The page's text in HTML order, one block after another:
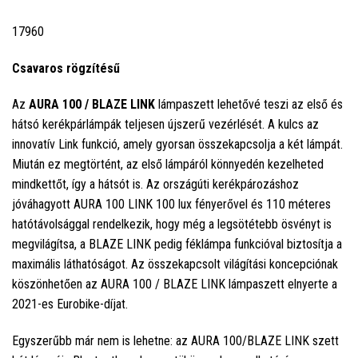
17960
Csavaros rögzítésű
Az AURA 100 / BLAZE LINK lámpaszett lehetővé teszi az első és
hátsó kerékpárlámpák teljesen újszerű vezérlését. A kulcs az
innovatív Link funkció, amely gyorsan összekapcsolja a két lámpát.
Miután ez megtörtént, az első lámpáról könnyedén kezelheted
mindkettőt, így a hátsót is. Az országúti kerékpározáshoz
jóváhagyott AURA 100 LINK 100 lux fényerővel és 110 méteres
hatótávolsággal rendelkezik, hogy még a legsötétebb ösvényt is
megvilágítsa, a BLAZE LINK pedig féklámpa funkcióval biztosítja a
maximális láthatóságot. Az összekapcsolt világítási koncepciónak
köszönhetően az AURA 100 / BLAZE LINK lámpaszett elnyerte a
2021-es Eurobike-díjat.
Egyszerűbb már nem is lehetne: az AURA 100/BLAZE LINK szett